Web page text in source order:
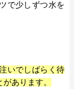
で少しずつ水を
いでしばらく待
あります。